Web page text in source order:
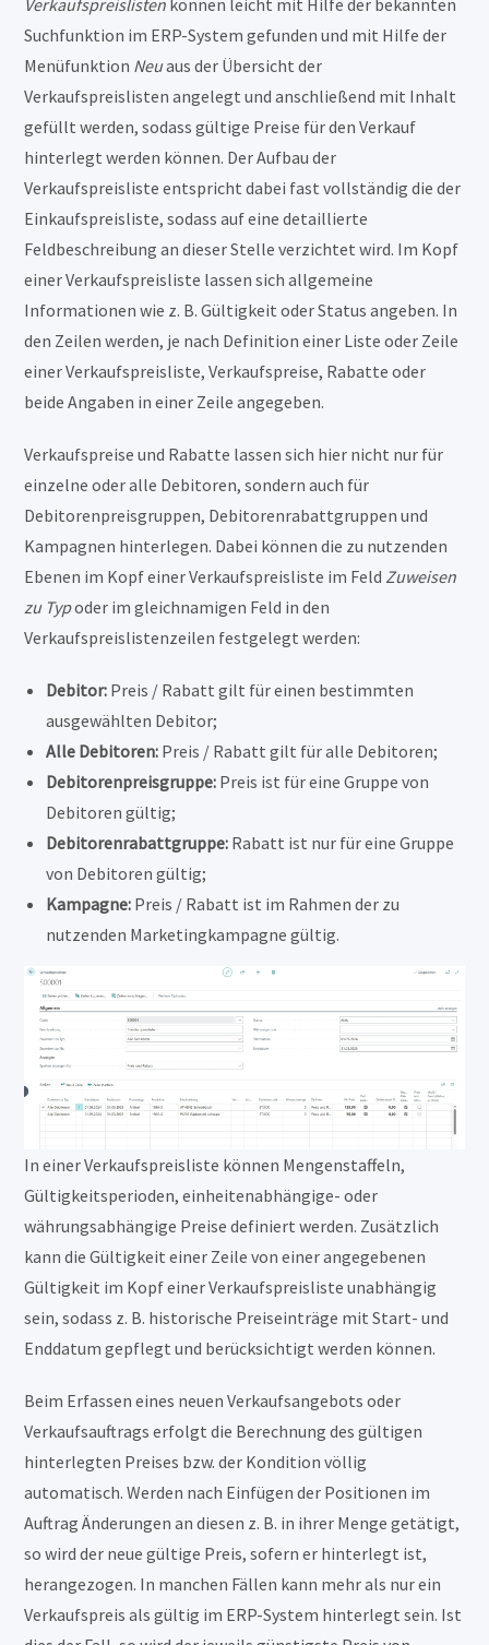
Verkaufspreislisten können leicht mit Hilfe der bekannten
Suchfunktion im ERP-System gefunden und mit Hilfe der
Menüfunktion Neuaus der Übersicht der
Verkaufspreislisten angelegt und anschließend mit Inhalt
gefüllt werden, sodass gültige Preise für den Verkauf
hinterlegt werden können. Der Aufbau der
Verkaufspreisliste entspricht dabei fast vollständig die der
Einkaufspreisliste, sodass auf eine detaillierte
Feldbeschreibung an dieser Stelle verzichtet wird. Im Kopf
einer Verkaufspreisliste lassen sich allgemeine
Informationen wie z. B. Gültigkeit oder Status angeben. In
den Zeilen werden, je nach Definition einer Liste oder Zeile
einer Verkaufspreisliste, Verkaufspreise, Rabatte oder
beide Angaben in einer Zeile angegeben.
Verkaufspreise und Rabatte lassen sich hier nicht nur für
einzelne oder alle Debitoren, sondern auch für
Debitorenpreisgruppen, Debitorenrabattgruppen und
Kampagnen hinterlegen. Dabei können die zu nutzenden
Ebenen im Kopf einer Verkaufspreisliste im FeldZuweisen
zu Typoder im gleichnamigen Feld in den
Verkaufspreislistenzeilen festgelegt werden:
Debitor: Preis / Rabatt gilt für einen bestimmten
ausgewählten Debitor;
Alle Debitoren: Preis / Rabatt gilt für alle Debitoren;
Debitorenpreisgruppe: Preis ist für eine Gruppe von
Debitoren gültig;
Debitorenrabattgruppe: Rabatt ist nur für eine Gruppe
von Debitoren gültig;
Kampagne: Preis / Rabatt ist im Rahmen der zu
nutzenden Marketingkampagne gültig.
In einer Verkaufspreisliste können Mengenstaffeln,
Gültigkeitsperioden, einheitenabhängige- oder
währungsabhängige Preise definiert werden. Zusätzlich
kann die Gültigkeit einer Zeile von einer angegebenen
Gültigkeit im Kopf einer Verkaufspreisliste unabhängig
sein, sodass z. B. historische Preiseinträge mit Start- und
Enddatum gepflegt und berücksichtigt werden können.
Beim Erfassen eines neuen Verkaufsangebots oder
Verkaufsauftrags erfolgt die Berechnung des gültigen
hinterlegten Preises bzw. der Kondition völlig
automatisch. Werden nach Einfügen der Positionen im
Auftrag Änderungen an diesen z. B. in ihrer Menge getätigt,
so wird der neue gültige Preis, sofern er hinterlegt ist,
herangezogen. In manchen Fällen kann mehr als nur ein
Verkaufspreis als gültig im ERP-System hinterlegt sein. Ist